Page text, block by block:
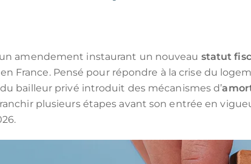
:
amendement instaurant un nouveau statut
France. Pensé pour répondre à la crise du
bailleur privé introduit des mécanismes d’
plusieurs étapes avant son entrée en